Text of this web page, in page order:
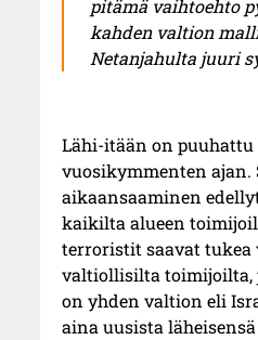
pitämä vaihtoehto
kahden valtion
Netanjahulta juuri
Lähi-itään on puuhattu
vuosikymmenten ajan.
aikaansaaminen
kaikilta alueen
terroristit saavat
valtiollisilta toimijoilta,
on yhden valtion eli
aina uusista